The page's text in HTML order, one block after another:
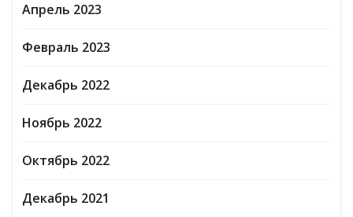
Апрель 2023
Февраль 2023
Декабрь 2022
Ноябрь 2022
Октябрь 2022
Декабрь 2021